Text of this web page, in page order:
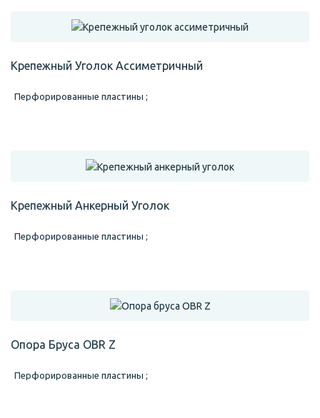
Крепежный Уголок Ассиметричный
Перфорированные пластины ;
Крепежный Анкерный Уголок
Перфорированные пластины ;
Опора Бруса OBR Z
Перфорированные пластины ;